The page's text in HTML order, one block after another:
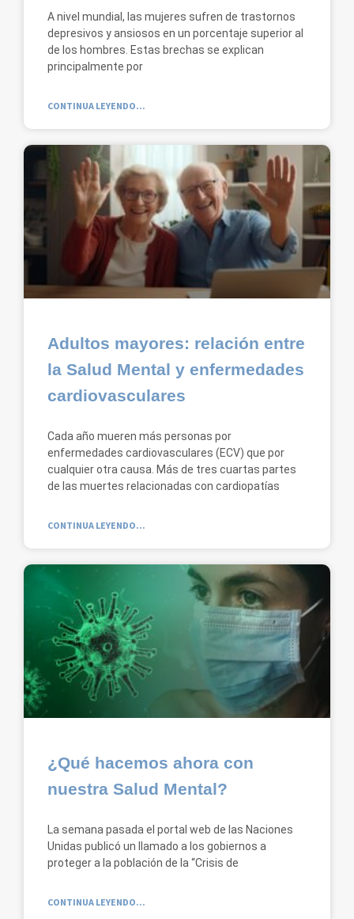
A nivel mundial, las mujeres sufren de trastornos
depresivos y ansiosos en un porcentaje superior al
de los hombres. Estas brechas se explican
principalmente por
CONTINUA LEYENDO...
Adultos mayores: relación entre
la Salud Mental y enfermedades
cardiovasculares
Cada año mueren más personas por
enfermedades cardiovasculares (ECV) que por
cualquier otra causa. Más de tres cuartas partes
de las muertes relacionadas con cardiopatías
CONTINUA LEYENDO...
¿Qué hacemos ahora con
nuestra Salud Mental?
La semana pasada el portal web de las Naciones
Unidas publicó un llamado a los gobiernos a
proteger a la población de la “Crisis de
CONTINUA LEYENDO...